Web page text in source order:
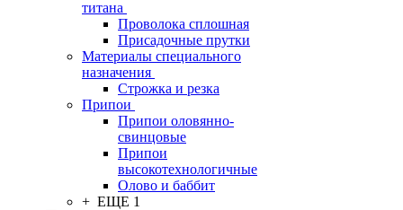
титана
Проволока сплошная
Присадочные прутки
Материалы специального
назначения
Строжка и резка
Припои
Припои оловянно-
свинцовые
Припои
высокотехнологичные
Олово и баббит
+ ЕЩЕ 1